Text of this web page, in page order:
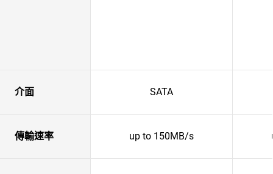
介面 SATA
傳輸速率 up to 150MB/s